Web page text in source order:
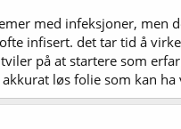
med infeksjoner, men
infisert. det tar tid å
tviler på at startere som
løs folie som kan